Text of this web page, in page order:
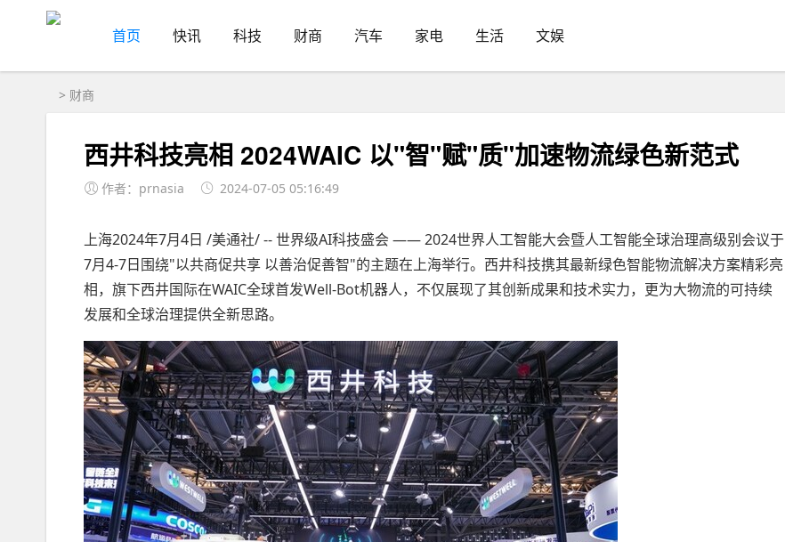
首页 快讯 科技 财商 汽车 家电 生活 文娱
> 财商
西井科技亮相 2024WAIC 以"智"赋"质"加速物流绿色新范式
作者：prnasia 2024-07-05 05:16:49
上海2024年7月4日 /美通社/ -- 世界级AI科技盛会 —— 2024世界人工智能大会暨人工智能全球治理高级别会议于
7月4-7日围绕"以共商促共享 以善治促善智"的主题在上海举行。西井科技携其最新绿色智能物流解决方案精彩亮
相，旗下西井国际在WAIC全球首发Well-Bot机器人，不仅展现了其创新成果和技术实力，更为大物流的可持续
发展和全球治理提供全新思路。